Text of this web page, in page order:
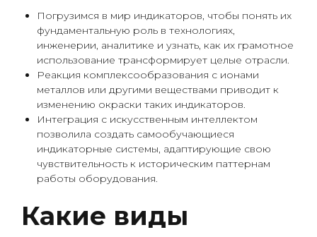
Погрузимся в мир индикаторов, чтобы понять их
фундаментальную роль в технологиях,
инженерии, аналитике и узнать, как их грамотное
использование трансформирует целые отрасли.
Реакция комплексообразования с ионами
металлов или другими веществами приводит к
изменению окраски таких индикаторов.
Интеграция с искусственным интеллектом
позволила создать самообучающиеся
индикаторные системы, адаптирующие свою
чувствительность к историческим паттернам
работы оборудования.
Какие виды